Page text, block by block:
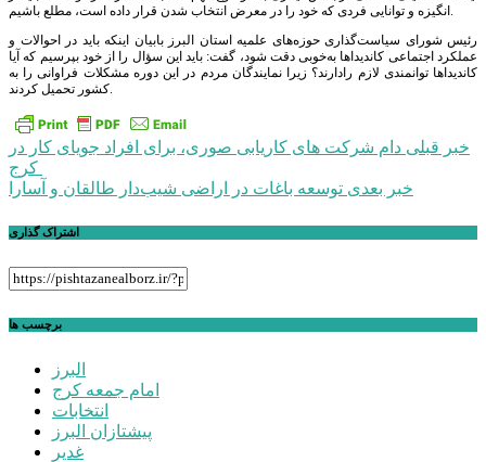
انگیزه و توانایی فردی که خود را در معرض انتخاب شدن قرار داده است، مطلع باشیم.
رئیس شورای سیاست‌گذاری حوزه‌های علمیه استان البرز بابیان اینکه باید در احوالات و
عملکرد اجتماعی کاندیداها به‌خوبی دقت شود، گفت: باید این سؤال را از خود بپرسیم که آیا
کاندیداها توانمندی لازم رادارند؟ زیرا نمایندگان مردم در این دوره مشکلات فراوانی را به
کشور تحمیل کردند.
راهبری
نوشته
خبر قبلی دام شرکت های کاریابی صوری، برای افراد جویای کار در
خبر بعدی توسعه باغات در اراضی شیب‌دار طالقان و آسارا
اشتراک گذاری
برچسب ها
البرز
امام جمعه کرج
انتخابات
پیشتازان البرز
غدیر